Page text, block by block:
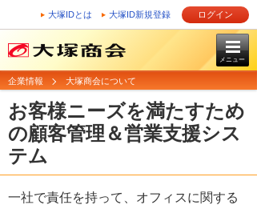
大塚IDとは 大塚ID新規登録 ログイン
メニュー
企業情報 大塚商会について
お客様ニーズを満たすため
の顧客管理＆営業支援シス
テム
一社で責任を持って、オフィスに関する